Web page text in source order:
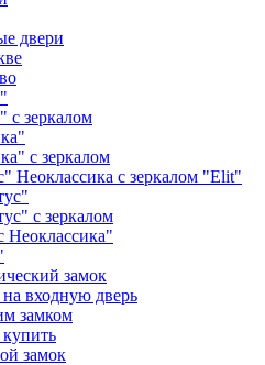
двери
с зеркалом
с зеркалом
Неоклассика с зеркалом "Elit"
с зеркалом
Неоклассика"
замок
входную дверь
замком
замок